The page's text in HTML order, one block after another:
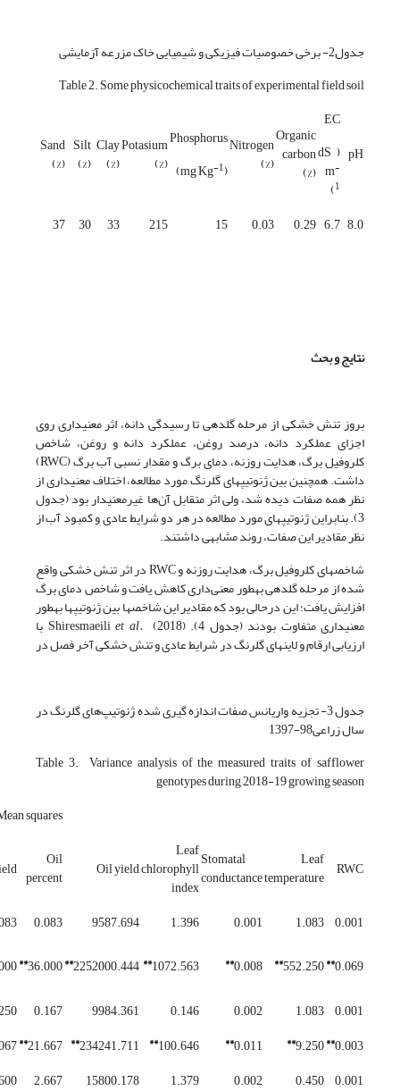
جدول2- برخی خصوصیات فیزیکی و شیمیایی خاک مزرعه آزمایشی
Table 2. Some physicochemical traits of experimental field soil
pH
EC
( dS
m-
1
)
Organic
carbon
(%)
Nitrogen
(%)
Phosphorus
(mg Kg
-1
)
Potasium
(%)
Clay
(%)
Silt
(%)
Sand
(%)
8.0
6.7
0.29
0.03
15
215
33
30
37
نتایج و بحث
بروز تنش خشکی از مرحله گل­دهی تا رسیدگی دانه، اثر معنی­داری روی
اجزای عملکرد دانه، درصد روغن، عملکرد دانه و روغن، شاخص
کلروفیل برگ، هدایت روزنه، دمای برگ و مقدار نسبی آب برگ (RWC)
داشت. همچنین بین ژنوتیپ­های گلرنگ مورد مطالعه، اختلاف معنی­داری از
نظر همه صفات دیده شد، ولی اثر متقابل آن‌ها غیر­معنی­دار بود (جدول
3). بنابراین ژنوتیپ­های مورد مطالعه در هر دو شرایط عادی و کمبود آب از
نظر مقادیر این صفات، روند مشابهی داشتند.
شاخص­های کلروفیل برگ، هدایت روزنه و RWC در اثر تنش خشکی واقع
شده از مرحله گل­دهی به­طور معنی‌داری کاهش یافت و شاخص دمای برگ
افزایش یافت؛ این درحالی بود که مقادیر این شاخص­ها بین ژنوتیپ­ها به­طور
معنی­داری متفاوت بودند (جدول 4). Shiresmaeili et al. (2018) با
ارزیابی ارقام و لاین­های گلرنگ در شرایط عادی و تنش خشکی آخر فصل در
جدول 3- تجزیه واریانس صفات اندازه گیری شده ژنوتیپ‌های گلرنگ در
سال زراعی­98-1397
Table 3. Variance analysis of the measured traits of safflower
genotypes during 2018-19 growing season
squares
RWC
Leaf
temperature
Stomatal
conductance
Leaf
chlorophyll
index
Oil yield
Oil
percent
0.001
1.083
0.001
1.396
9587.694
0.083
0.069
**
552.250
**
0.008
**
1072.563
**
2252000.444
**
36.000
**
0.001
1.083
0.002
0.146
9984.361
0.167
0.003
**
9.250
**
0.011
**
100.646
**
234241.711
**
21.667
**
0.001
0.450
0.002
1.379
15800.178
2.667